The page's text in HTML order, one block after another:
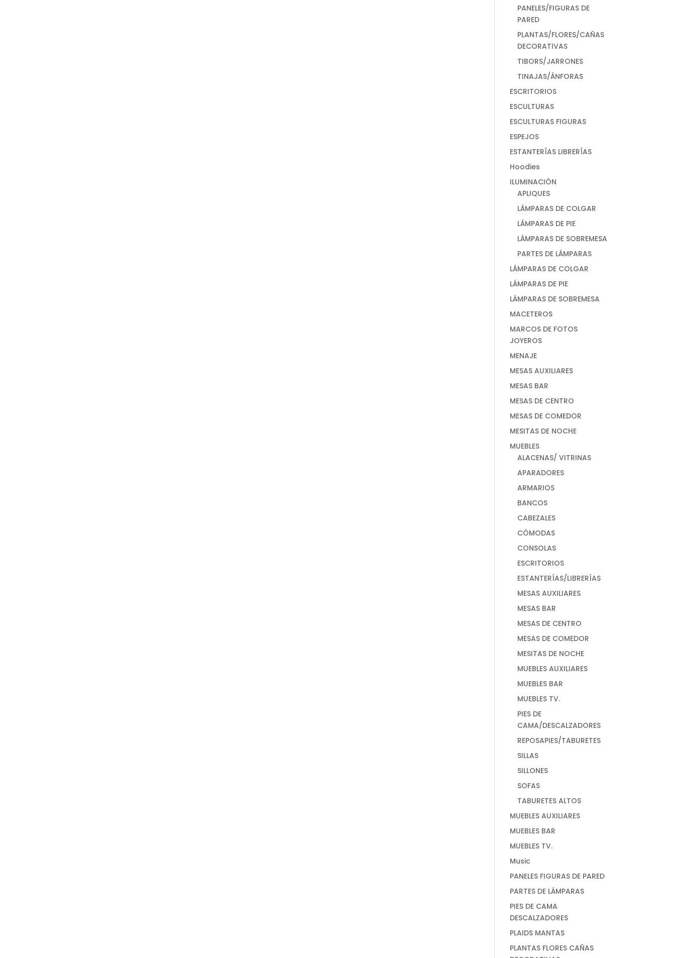
PANELES/FIGURAS DE
PARED
PLANTAS/FLORES/CAÑAS
DECORATIVAS
TIBORS/JARRONES
TINAJAS/ÁNFORAS
ESCRITORIOS
ESCULTURAS
ESCULTURAS FIGURAS
ESPEJOS
ESTANTERÍAS LIBRERÍAS
Hoodies
ILUMINACIÓN
APLIQUES
LÁMPARAS DE COLGAR
LÁMPARAS DE PIE
LÁMPARAS DE SOBREMESA
PARTES DE LÁMPARAS
LÁMPARAS DE COLGAR
LÁMPARAS DE PIE
LÁMPARAS DE SOBREMESA
MACETEROS
MARCOS DE FOTOS
JOYEROS
MENAJE
MESAS AUXILIARES
MESAS BAR
MESAS DE CENTRO
MESAS DE COMEDOR
MESITAS DE NOCHE
MUEBLES
ALACENAS/ VITRINAS
APARADORES
ARMARIOS
BANCOS
CABEZALES
CÓMODAS
CONSOLAS
ESCRITORIOS
ESTANTERÍAS/LIBRERÍAS
MESAS AUXILIARES
MESAS BAR
MESAS DE CENTRO
MESAS DE COMEDOR
MESITAS DE NOCHE
MUEBLES AUXILIARES
MUEBLES BAR
MUEBLES TV.
PIES DE
CAMA/DESCALZADORES
REPOSAPIES/TABURETES
SILLAS
SILLONES
SOFAS
TABURETES ALTOS
MUEBLES AUXILIARES
MUEBLES BAR
MUEBLES TV.
Music
PANELES FIGURAS DE PARED
PARTES DE LÁMPARAS
PIES DE CAMA
DESCALZADORES
PLAIDS MANTAS
PLANTAS FLORES CAÑAS